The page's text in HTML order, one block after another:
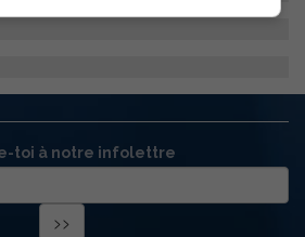
toi à notre infolettre